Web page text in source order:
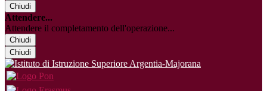
Chiudi
Attendere...
Attendere il completamento dell'operazione...
Chiudi
Chiudi